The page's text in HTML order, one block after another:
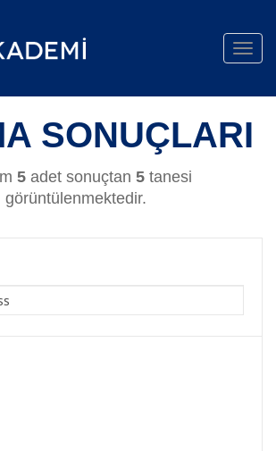
SONUÇLARI
5adet sonuçtan 5tanesi
görüntülenmektedir.